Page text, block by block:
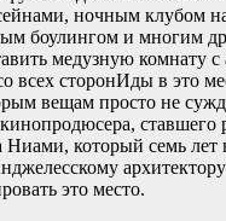
ночным клубом
боулингом и многим
медузную комнату
всех сторонИды в это
вещам просто не
ставшего
Ниами, который семь лет
это место.